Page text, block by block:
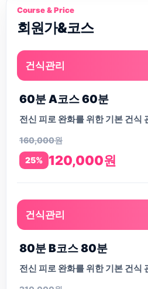
Course & Price
회원가&코스
건식관리
60분 A코스 60분
전신 피로 완화를 위한 기본 건식
160,000원
25%
120,000원
건식관리
80분 B코스 80분
전신 피로 완화를 위한 기본 건식